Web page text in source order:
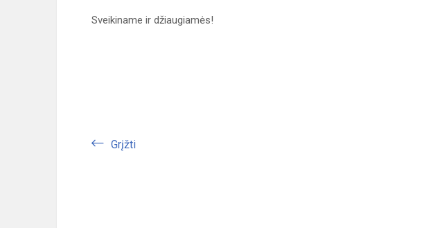
Sveikiname ir džiaugiamės!
Grįžti